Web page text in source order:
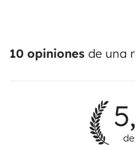
10 opiniones de una